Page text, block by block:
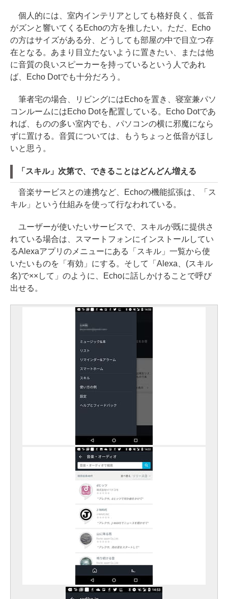
個人的には、室内インテリアとしても格好良く、低音
がズンと響いてくるEchoの方を推したい。ただ、Echo
の方はサイズがある分、どうしても部屋の中で目立つ存
在となる。あまり目立たないように置きたい、または他
に音質の良いスピーカーを持っているという人であれ
ば、Echo Dotでも十分だろう。
筆者宅の場合、リビングにはEchoを置き、寝室兼パソ
コンルームにはEcho Dotを配置している。Echo Dotであ
れば、ものの多い室内でも、パソコンの横に邪魔になら
ずに置ける。音質については、もうちょっと低音がほし
いと思う。
「スキル」次第で、できることはどんどん増える
音楽サービスとの連携など、Echoの機能拡張は、「ス
キル」という仕組みを使って行なわれている。
ユーザーが使いたいサービスで、スキルが既に提供さ
れている場合は、スマートフォンにインストールしてい
るAlexaアプリのメニューにある「スキル」一覧から使
いたいものを「有効」にする。そして「Alexa、(スキル
名)で××して」のように、Echoに話しかけることで呼び
出せる。